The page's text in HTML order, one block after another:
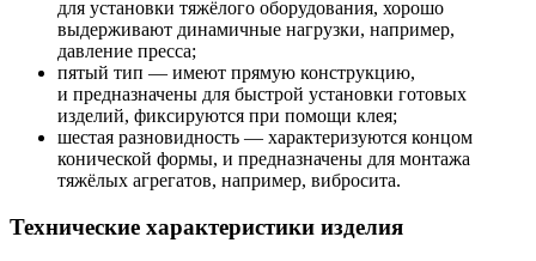
для установки тяжёлого оборудования, хорошо
выдерживают динамичные нагрузки, например,
давление пресса;
пятый тип — имеют прямую конструкцию,
и предназначены для быстрой установки готовых
изделий, фиксируются при помощи клея;
шестая разновидность — характеризуются концом
конической формы, и предназначены для монтажа
тяжёлых агрегатов, например, вибросита.
Технические характеристики изделия